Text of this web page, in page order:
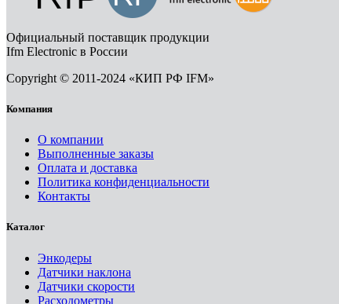
Официальный поставщик продукции
Ifm Electronic в России
Copyright © 2011-2024 «КИП РФ IFM»
Компания
О компании
Выполненные заказы
Оплата и доставка
Политика конфиденциальности
Контакты
Каталог
Энкодеры
Датчики наклона
Датчики скорости
Расходометры